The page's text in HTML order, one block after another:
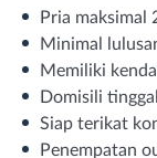
Pria maksimal
Minimal
Memiliki
Domisili
Siap terikat
Penempatan